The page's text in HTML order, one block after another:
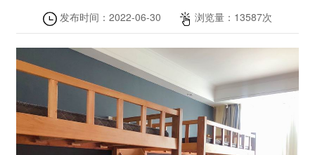
发布时间： 2022-06-30 浏览量： 13587次